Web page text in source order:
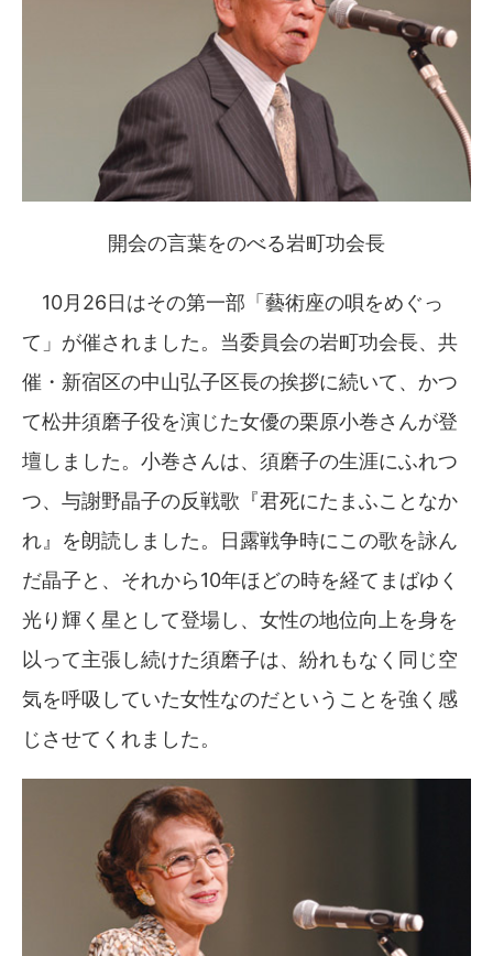
開会の言葉をのべる岩町功会長
10月26日はその第一部「藝術座の唄をめぐっ
て」が催されました。当委員会の岩町功会長、共
催・新宿区の中山弘子区長の挨拶に続いて、かつ
て松井須磨子役を演じた女優の栗原小巻さんが登
壇しました。小巻さんは、須磨子の生涯にふれつ
つ、与謝野晶子の反戦歌『君死にたまふことなか
れ』を朗読しました。日露戦争時にこの歌を詠ん
だ晶子と、それから10年ほどの時を経てまばゆく
光り輝く星として登場し、女性の地位向上を身を
以って主張し続けた須磨子は、紛れもなく同じ空
気を呼吸していた女性なのだということを強く感
じさせてくれました。